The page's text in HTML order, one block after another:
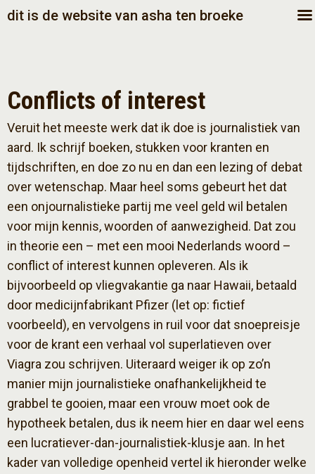
dit is de website van asha ten broeke
Conflicts of interest
Veruit het meeste werk dat ik doe is journalistiek van
aard. Ik schrijf boeken, stukken voor kranten en
tijdschriften, en doe zo nu en dan een lezing of debat
over wetenschap. Maar heel soms gebeurt het dat
een onjournalistieke partij me veel geld wil betalen
voor mijn kennis, woorden of aanwezigheid. Dat zou
in theorie een – met een mooi Nederlands woord –
conflict of interest kunnen opleveren. Als ik
bijvoorbeeld op vliegvakantie ga naar Hawaii, betaald
door medicijnfabrikant Pfizer (let op: fictief
voorbeeld), en vervolgens in ruil voor dat snoepreisje
voor de krant een verhaal vol superlatieven over
Viagra zou schrijven. Uiteraard weiger ik op zo’n
manier mijn journalistieke onafhankelijkheid te
grabbel te gooien, maar een vrouw moet ook de
hypotheek betalen, dus ik neem hier en daar wel eens
een lucratiever-dan-journalistiek-klusje aan. In het
kader van volledige openheid vertel ik hieronder welke